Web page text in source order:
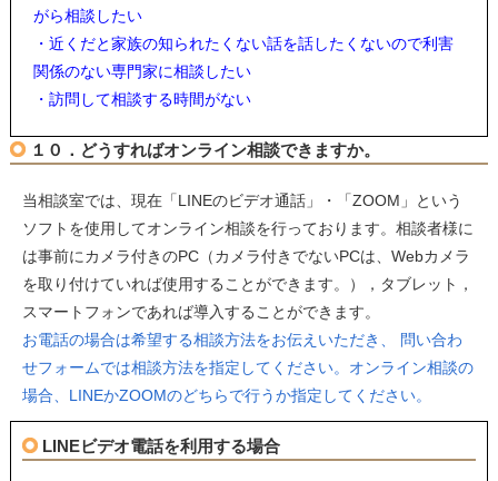
がら相談したい
・近くだと家族の知られたくない話を話したくないので利害
関係のない専門家に相談したい
・訪問して相談する時間がない
１０．どうすればオンライン相談できますか。
当相談室では、現在「LINEのビデオ通話」・「ZOOM」という
ソフトを使用してオンライン相談を行っております。相談者様に
は事前にカメラ付きのPC（カメラ付きでないPCは、Webカメラ
を取り付けていれば使用することができます。），タブレット，
スマートフォンであれば導入することができます。
お電話の場合は希望する相談方法をお伝えいただき、 問い合わ
せフォームでは相談方法を指定してください。オンライン相談の
場合、LINEかZOOMのどちらで行うか指定してください。
LINEビデオ電話を利用する場合